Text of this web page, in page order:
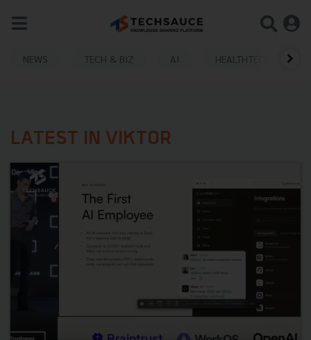
NEWS TECH & BIZ AI HEALTHTECH
LATEST IN VIKTOR